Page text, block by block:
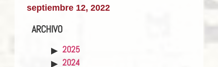
septiembre 12, 2022
ARCHIVO
2025
2024